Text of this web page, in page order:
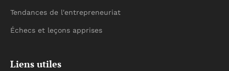
Tendances de l'entrepreneuriat
Échecs et leçons apprises
Liens utiles